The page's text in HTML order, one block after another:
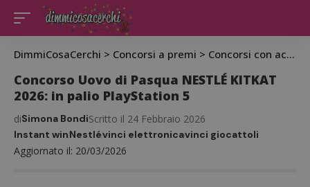
DimmiCosaCerchi > Concorsi a premi > Concorsi con acquisto
Concorso Uovo di Pasqua NESTLÉ KITKAT
2026: in palio PlayStation 5
Aggiornato il: 20/03/2026
diSimona BondiScritto il 24 Febbraio 2026
Instant winNestlévinci elettronicavinci giocattoli